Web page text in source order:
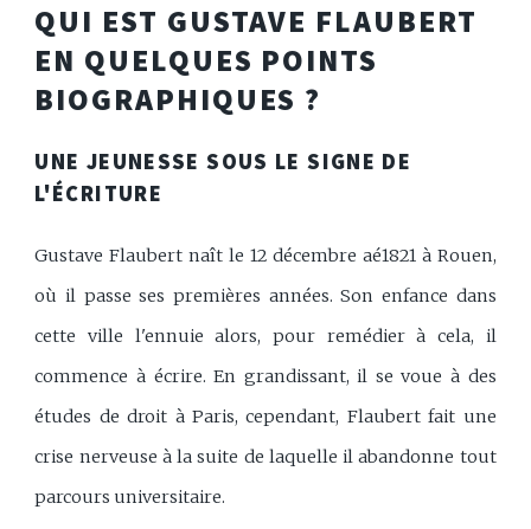
QUI EST GUSTAVE FLAUBERT
EN QUELQUES POINTS
BIOGRAPHIQUES ?
UNE JEUNESSE SOUS LE SIGNE DE
L'ÉCRITURE
Gustave Flaubert naît le 12 décembre aé1821 à Rouen,
où il passe ses premières années. Son enfance dans
cette ville l'ennuie alors, pour remédier à cela, il
commence à écrire. En grandissant, il se voue à des
études de droit à Paris, cependant, Flaubert fait une
crise nerveuse à la suite de laquelle il abandonne tout
parcours universitaire.